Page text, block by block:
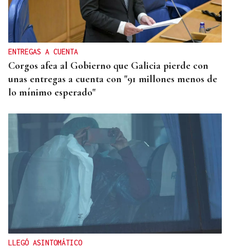
ENTREGAS A CUENTA
Corgos afea al Gobierno que Galicia pierde con
unas entregas a cuenta con "91 millones menos de
lo mínimo esperado"
LLEGÓ ASINTOMÁTICO